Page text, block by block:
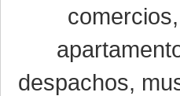
despachos,